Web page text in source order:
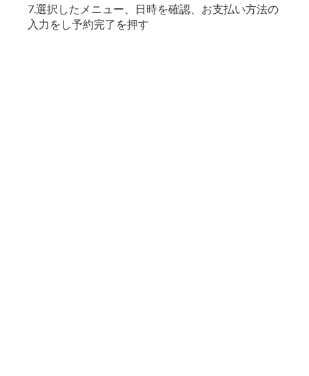
7.選択したメニュー、日時を確認、お支払い方法の
入力をし予約完了を押す